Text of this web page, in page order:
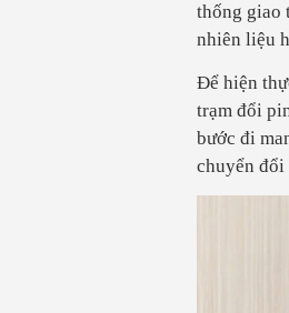
thống giao
nhiên liệu
Để hiện
trạm đổi
bước đi
chuyển đổi